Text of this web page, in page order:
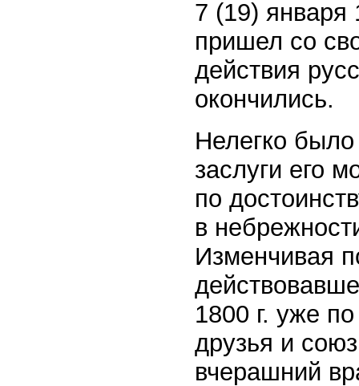
7 (19) января
пришел со
действия
окончились.
Нелегко
заслуги его
по
в
Изменчивая
1800 г. уже
друзья и
вчерашний